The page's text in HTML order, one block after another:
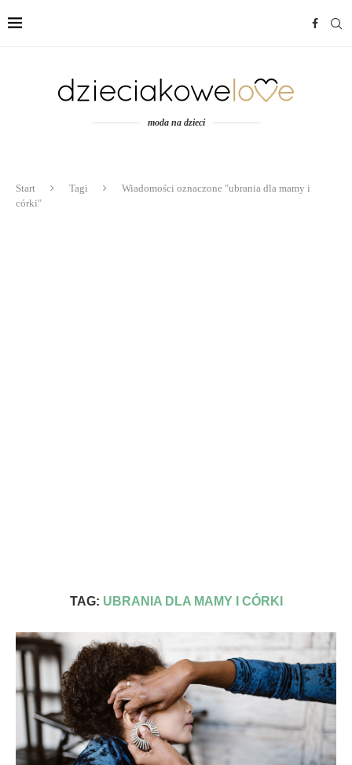
moda na dzieci
Start Tagi
Wiadomości oznaczone "ubrania dla mamy i
córki"
TAG: UBRANIA DLA MAMY I CÓRKI